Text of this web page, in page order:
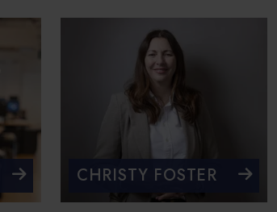
CHRISTY FOSTER